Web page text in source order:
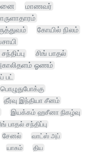
மாணவர்
கோயில் நிலம்
சிங் பாதல்
ஓணம்
பட்
பொழுதுபோக்கு
தீர்வு இந்தியா சீனம்
இயக்கம் ஹசீனா நிகழ்வு
பாதல் சந்திப்பு
சேனல்
வாட்ஸ் அப்
யாகம் திய